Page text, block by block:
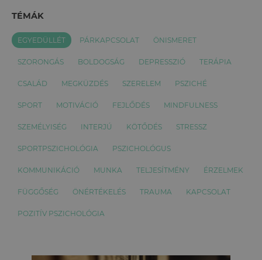
TÉMÁK
EGYEDÜLLÉT PÁRKAPCSOLAT ÖNISMERET
SZORONGÁS BOLDOGSÁG DEPRESSZIÓ TERÁPIA
CSALÁD MEGKÜZDÉS SZERELEM PSZICHÉ
SPORT MOTIVÁCIÓ FEJLŐDÉS MINDFULNESS
SZEMÉLYISÉG INTERJÚ KÖTŐDÉS STRESSZ
SPORTPSZICHOLÓGIA PSZICHOLÓGUS
KOMMUNIKÁCIÓ MUNKA TELJESÍTMÉNY ÉRZELMEK
FÜGGŐSÉG ÖNÉRTÉKELÉS TRAUMA KAPCSOLAT
POZITÍV PSZICHOLÓGIA